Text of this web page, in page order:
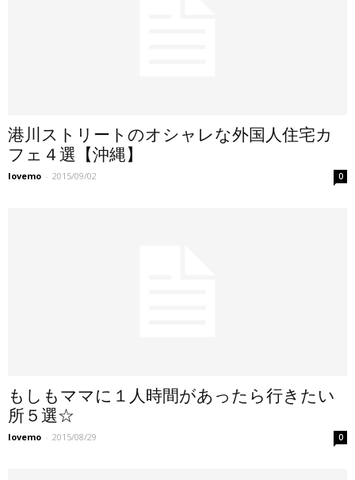
港川ストリートのオシャレな外国人住宅カ
フェ４選【沖縄】
lovemo - 2015/09/02 0
もしもママに１人時間があったら行きたい
所５選☆
lovemo - 2015/08/29 0